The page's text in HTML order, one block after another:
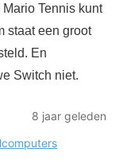
Tennis kunt
staat een groot
En
Switch niet.
8 jaar geleden